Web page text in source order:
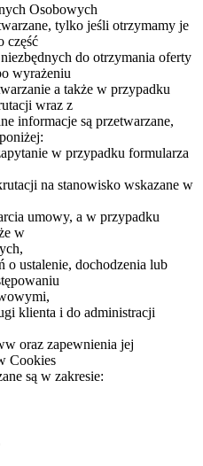
Osobowych
tylko jeśli otrzymamy je
część
do otrzymania oferty
wyrażeniu
a także w przypadku
wraz z
informacje są przetwarzane,
w przypadku formularza
na stanowisko wskazane w
umowy, a w przypadku
w
o ustalenie, dochodzenia lub
klienta i do administracji
oraz zapewnienia jej
Cookies
są w zakresie: